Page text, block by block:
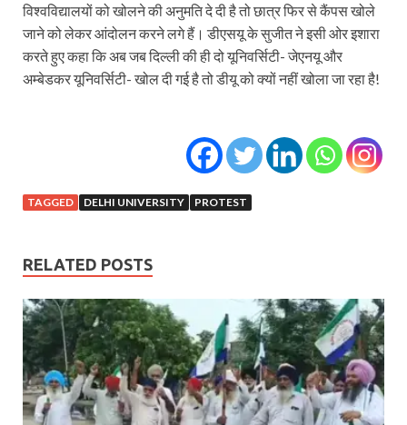
विश्वविद्यालयों को खोलने की अनुमति दे दी है तो छात्र फिर से कैंपस खोले
जाने को लेकर आंदोलन करने लगे हैं। डीएसयू के सुजीत ने इसी ओर इशारा
करते हुए कहा कि अब जब दिल्ली की ही दो यूनिवर्सिटी- जेएनयू और
अम्बेडकर यूनिवर्सिटी- खोल दी गई है तो डीयू को क्यों नहीं खोला जा रहा है!
TAGGED DELHI UNIVERSITY PROTEST
RELATED POSTS